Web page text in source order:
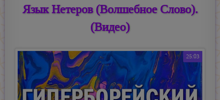
Язык Нетеров (Волшебное Слово).
(Видео)
25:03